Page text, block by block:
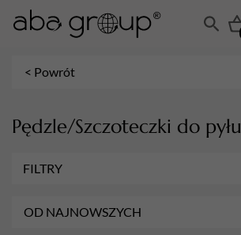
< Powrót
Pędzle/Szczoteczki do pyłu
FILTRY
Skóry
OD NAJNOWSZYCH